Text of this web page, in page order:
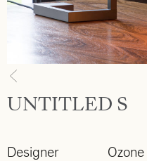
Previous
UNTITLED S
Designer
Ozone